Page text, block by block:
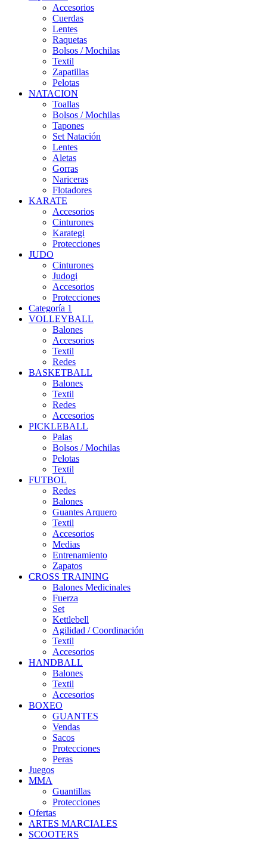
Accesorios
Cuerdas
Lentes
Raquetas
Bolsos / Mochilas
Textil
Zapatillas
Pelotas
NATACION
Toallas
Bolsos / Mochilas
Tapones
Set Natación
Lentes
Aletas
Gorras
Nariceras
Flotadores
KARATE
Accesorios
Cinturones
Karategi
Protecciones
JUDO
Cinturones
Judogi
Accesorios
Protecciones
Categoría 1
VOLLEYBALL
Balones
Accesorios
Textil
Redes
BASKETBALL
Balones
Textil
Redes
Accesorios
PICKLEBALL
Palas
Bolsos / Mochilas
Pelotas
Textil
FUTBOL
Redes
Balones
Guantes Arquero
Textil
Accesorios
Medias
Entrenamiento
Zapatos
CROSS TRAINING
Balones Medicinales
Fuerza
Set
Kettlebell
Agilidad / Coordinación
Textil
Accesorios
HANDBALL
Balones
Textil
Accesorios
BOXEO
GUANTES
Vendas
Sacos
Protecciones
Peras
Juegos
MMA
Guantillas
Protecciones
Ofertas
ARTES MARCIALES
SCOOTERS